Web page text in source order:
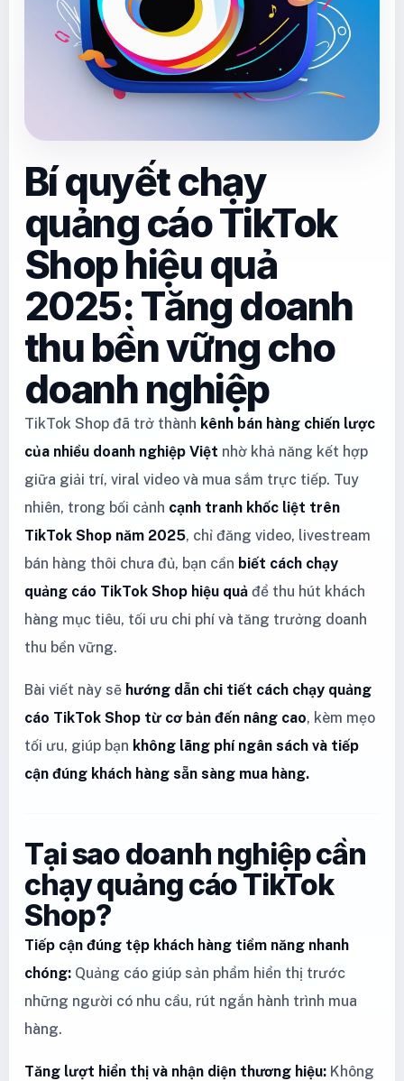
Bí quyết chạy
quảng cáo TikTok
Shop hiệu quả
2025: Tăng doanh
thu bền vững cho
doanh nghiệp
TikTok Shop đã trở thành kênh bán hàng chiến lược
của nhiều doanh nghiệp Việt nhờ khả năng kết hợp
giữa giải trí, viral video và mua sắm trực tiếp. Tuy
nhiên, trong bối cảnh cạnh tranh khốc liệt trên
TikTok Shop năm 2025, chỉ đăng video, livestream
bán hàng thôi chưa đủ, bạn cần biết cách chạy
quảng cáo TikTok Shop hiệu quả để thu hút khách
hàng mục tiêu, tối ưu chi phí và tăng trưởng doanh
thu bền vững.
Bài viết này sẽ hướng dẫn chi tiết cách chạy quảng
cáo TikTok Shop từ cơ bản đến nâng cao, kèm mẹo
tối ưu, giúp bạn không lãng phí ngân sách và tiếp
cận đúng khách hàng sẵn sàng mua hàng.
Tại sao doanh nghiệp cần
chạy quảng cáo TikTok
Shop?
Tiếp cận đúng tệp khách hàng tiềm năng nhanh
chóng: Quảng cáo giúp sản phẩm hiển thị trước
những người có nhu cầu, rút ngắn hành trình mua
hàng.
Tăng lượt hiển thị và nhận diện thương hiệu: Không